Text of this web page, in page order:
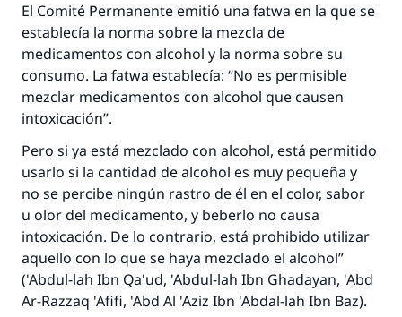
El Comité Permanente emitió una fatwa en la que se
establecía la norma sobre la mezcla de
medicamentos con alcohol y la norma sobre su
consumo. La fatwa establecía: “No es permisible
mezclar medicamentos con alcohol que causen
intoxicación”.
Pero si ya está mezclado con alcohol, está permitido
usarlo si la cantidad de alcohol es muy pequeña y
no se percibe ningún rastro de él en el color, sabor
u olor del medicamento, y beberlo no causa
intoxicación. De lo contrario, está prohibido utilizar
aquello con lo que se haya mezclado el alcohol”
('Abdul-lah Ibn Qa'ud, 'Abdul-lah Ibn Ghadayan, 'Abd
Ar-Razzaq 'Afifi, 'Abd Al 'Aziz Ibn 'Abdal-lah Ibn Baz).
Contribuir